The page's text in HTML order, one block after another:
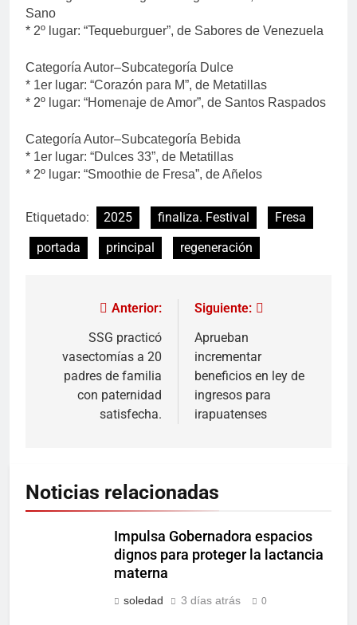
Sano
* 2º lugar: “Tequeburguer”, de Sabores de Venezuela
Categoría Autor–Subcategoría Dulce
* 1er lugar: “Corazón para M”, de Metatillas
* 2º lugar: “Homenaje de Amor”, de Santos Raspados
Categoría Autor–Subcategoría Bebida
* 1er lugar: “Dulces 33”, de Metatillas
* 2º lugar: “Smoothie de Fresa”, de Añelos
Etiquetado: 2025 finaliza. Festival
Fresa
portada
principal regeneración
Anterior:
SSG practicó
vasectomías a 20
padres de familia
con paternidad
satisfecha.
Siguiente:
Aprueban
incrementar
beneficios en ley de
ingresos para
irapuatenses
Noticias relacionadas
Impulsa Gobernadora espacios
dignos para proteger la lactancia
materna
soledad 3 días atrás 0